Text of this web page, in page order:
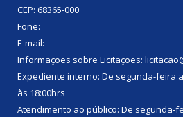
CEP: 68365-000
Fone:
E-mail:
Informações sobre Licitações:
Expediente interno: De segunda-feira
às 18:00hrs
Atendimento ao público: De segunda-